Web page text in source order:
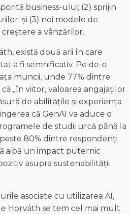
business-ului; (2) sprijin
și (3) noi modele de
a vânzărilor.
există două arii în care
a fi semnificativ. Pe de-o
muncii, unde 77% dintre
„în viitor, valoarea angajaților
de abilitățile și experiența
că GenAI va aduce o
de studii urcă până la
80% dintre respondenți
aibă un impact puternic
asupra sustenabilității
asociate cu utilizarea AI,
Horváth se tem cel mai mult